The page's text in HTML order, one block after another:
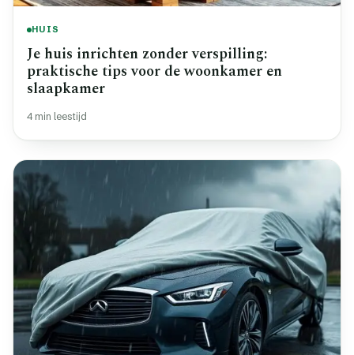
HUIS
Je huis inrichten zonder verspilling:
praktische tips voor de woonkamer en
slaapkamer
4 min leestijd